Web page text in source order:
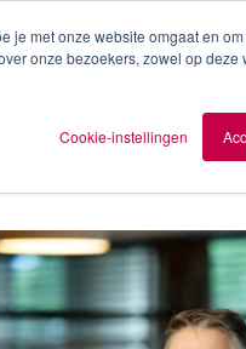
je met onze website omgaat en
onze bezoekers, zowel op deze
Cookie-instellingen